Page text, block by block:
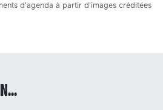
d'agenda à partir d'images créditées